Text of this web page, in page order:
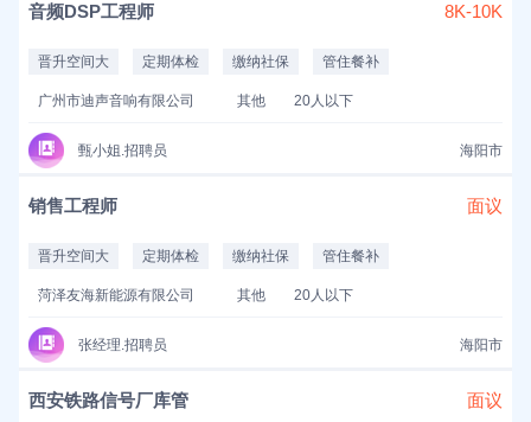
音频DSP工程师 8K-10K
晋升空间大 定期体检 缴纳社保 管住餐补
广州市迪声音响有限公司 其他 20人以下
甄小姐.招聘员 海阳市
销售工程师 面议
晋升空间大 定期体检 缴纳社保 管住餐补
菏泽友海新能源有限公司 其他 20人以下
张经理.招聘员 海阳市
西安铁路信号厂库管 面议